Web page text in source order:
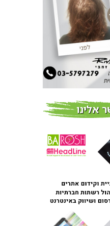
חדשות
פרוברי PROBERRY מוצרי
גוג’י ברי
חדש על המדף
Fibroseal
את השטח עם יום
אירועים בארץאלינו